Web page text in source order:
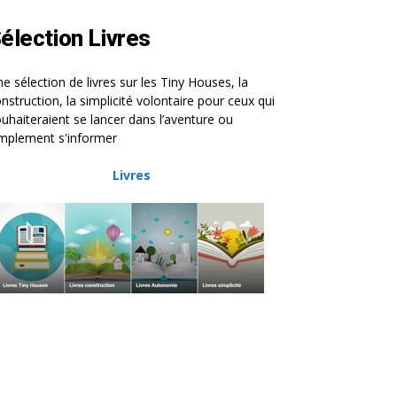
Livres
sélection de livres sur les Tiny Houses, la
la simplicité volontaire pour ceux qui
se lancer dans l’aventure ou
s'informer
Livres